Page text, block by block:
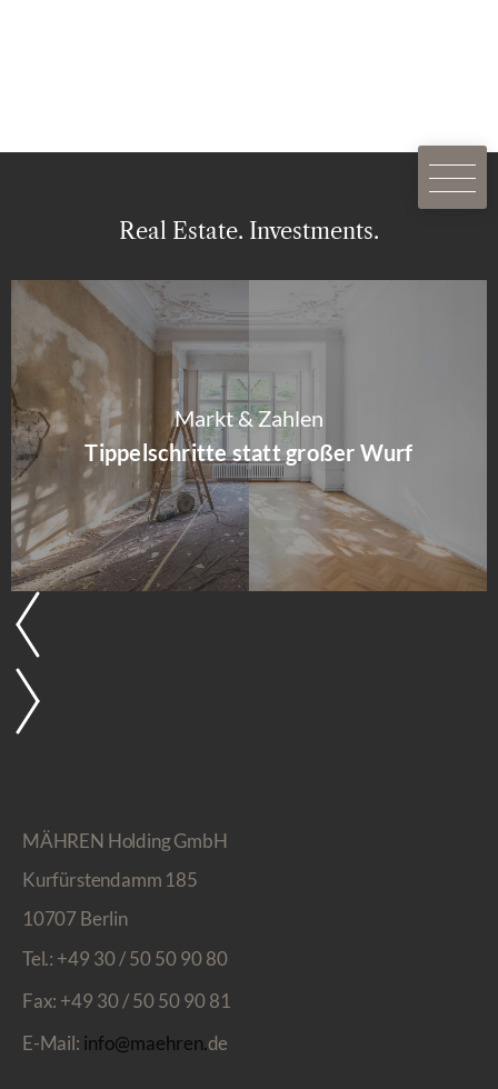
Real Estate. Investments.
Markt & Zahlen
Tippelschritte statt großer Wurf
MÄHREN Holding GmbH
Kurfürstendamm 185
10707 Berlin
Tel.: +49 30 / 50 50 90 80
Fax: +49 30 / 50 50 90 81
E-Mail: info@maehren.de